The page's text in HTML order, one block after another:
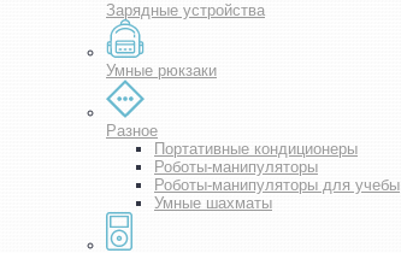
Зарядные устройства
Умные рюкзаки
Разное
Портативные кондиционеры
Роботы-манипуляторы
Роботы-манипуляторы для учебы
Умные шахматы